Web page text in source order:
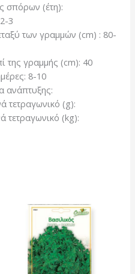
σπόρων (έτη):
3
των γραμμών (cm) : 80-
της γραμμής (cm): 40
8-10
ανάπτυξης:
τετραγωνικό (g):
τετραγωνικό (kg):